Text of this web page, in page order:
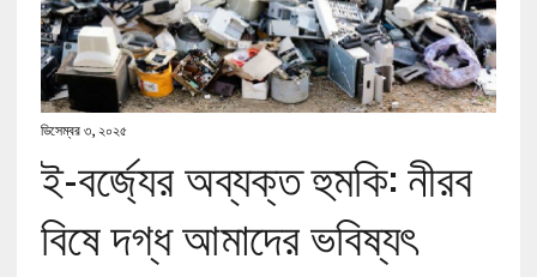
ডিসেম্বর ৩, ২০২৫
ই-বর্জ্যের অব্যক্ত হুমকি: নীরব
বিষে দগ্ধ আমাদের ভবিষ্যৎ